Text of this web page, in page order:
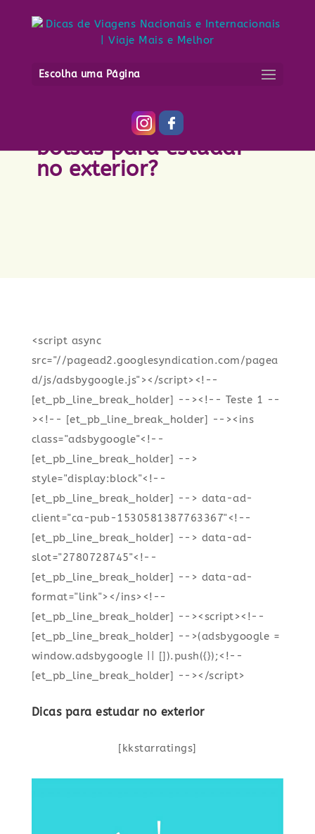
Escolha uma Página
Onde encontrar
bolsas para estudar
no exterior?
<script async
src="//pagead2.googlesyndication.com/pagea
d/js/adsbygoogle.js"></script><!--
[et_pb_line_break_holder] --><!-- Teste 1 --
><!-- [et_pb_line_break_holder] --><ins
class="adsbygoogle"<!--
[et_pb_line_break_holder] -->
style="display:block"<!--
[et_pb_line_break_holder] --> data-ad-
client="ca-pub-1530581387763367"<!--
[et_pb_line_break_holder] --> data-ad-
slot="2780728745"<!--
[et_pb_line_break_holder] --> data-ad-
format="link"></ins><!--
[et_pb_line_break_holder] --><script><!--
[et_pb_line_break_holder] -->(adsbygoogle =
window.adsbygoogle || []).push({});<!--
[et_pb_line_break_holder] --></script>
Dicas para estudar no exterior
[kkstarratings]